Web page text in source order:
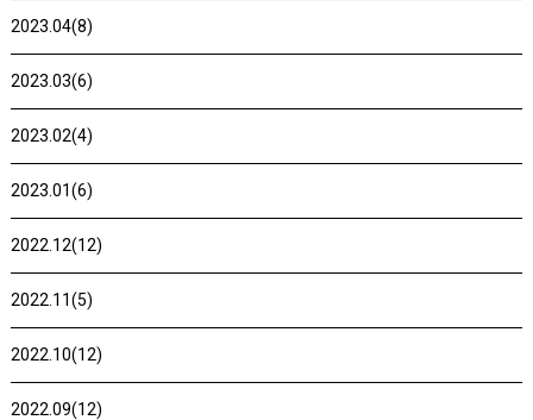
2023.04(8)
2023.03(6)
2023.02(4)
2023.01(6)
2022.12(12)
2022.11(5)
2022.10(12)
2022.09(12)